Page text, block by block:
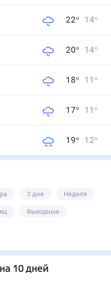
22° 14°
20° 14°
18° 11 °
17° 11 °
19° 12°
3 дня Неделя
Выходные
на 10 дней